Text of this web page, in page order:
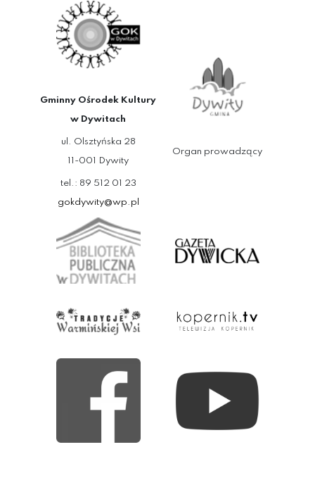
Gminny Ośrodek Kultury
w Dywitach
ul. Olsztyńska 28
11-001 Dywity
tel.: 89 512 01 23
gokdywity@wp.pl
Organ prowadzący